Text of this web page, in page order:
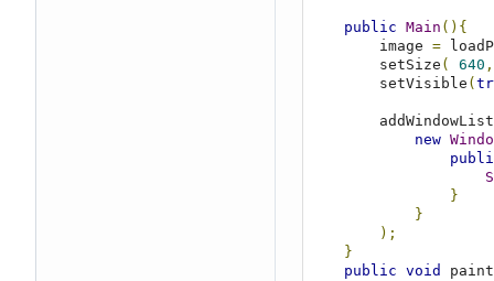
public Main (){
        image
=
        setSize
( 640 ,
        setVisible
(
new
}
}
);
}
public void paint